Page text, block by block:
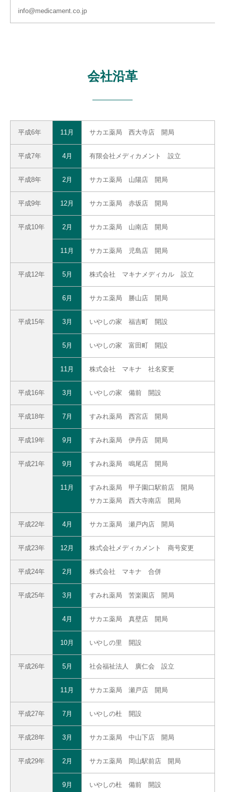
info@medicament.co.jp
会社沿革
平成6年 11月 サカエ薬局 西大寺店 開局
平成7年 4月 有限会社メディカメント 設立
平成8年 2月 サカエ薬局 山陽店 開局
平成9年 12月 サカエ薬局 赤坂店 開局
平成10年 2月 サカエ薬局 山南店 開局
11月 サカエ薬局 児島店 開局
平成12年 5月 株式会社 マキナメディカル 設立
6月 サカエ薬局 勝山店 開局
平成15年 3月 いやしの家 福吉町 開設
5月 いやしの家 富田町 開設
11月 株式会社 マキナ 社名変更
平成16年 3月 いやしの家 備前 開設
平成18年 7月 すみれ薬局 西宮店 開局
平成19年 9月 すみれ薬局 伊丹店 開局
平成21年 9月 すみれ薬局 鳴尾店 開局
11月
すみれ薬局 甲子園口駅前店 開局
サカエ薬局 西大寺南店 開局
平成22年 4月 サカエ薬局 瀬戸内店 開局
平成23年 12月 株式会社メディカメント 商号変更
平成24年 2月 株式会社 マキナ 合併
平成25年 3月 すみれ薬局 苦楽園店 開局
4月 サカエ薬局 真壁店 開局
10月 いやしの里 開設
平成26年 5月 社会福祉法人 廣仁会 設立
11月 サカエ薬局 瀬戸店 開局
平成27年 7月 いやしの杜 開設
平成28年 3月 サカエ薬局 中山下店 開局
平成29年 2月 サカエ薬局 岡山駅前店 開局
9月 いやしの杜 備前 開設